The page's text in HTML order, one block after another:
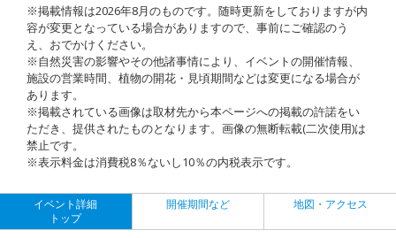
※掲載情報は2026年8月のものです。随時更新をしておりますが内
容が変更となっている場合がありますので、事前にご確認のう
え、おでかけください。
※自然災害の影響やその他諸事情により、イベントの開催情報、
施設の営業時間、植物の開花・見頃期間などは変更になる場合が
あります。
※掲載されている画像は取材先から本ページへの掲載の許諾をい
ただき、提供されたものとなります。画像の無断転載(二次使用)は
禁止です。
※表示料金は消費税8％ないし10％の内税表示です。
イベント詳細
トップ
開催期間など 地図・アクセス